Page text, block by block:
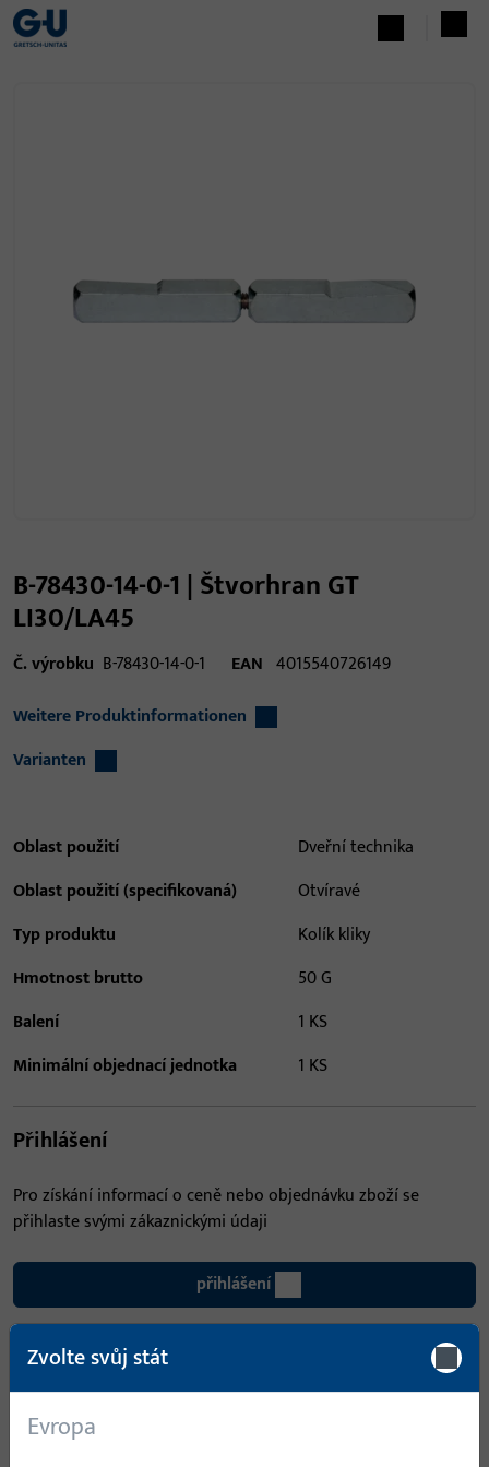
B-78430-14-0-1 | Štvorhran GT
LI30/LA45
Č. výrobku B-78430-14-0-1 EAN 4015540726149
Weitere Produktinformationen
Varianten
Oblast použití
Dveřní technika
Oblast použití (specifikovaná)
Otvíravé
Typ produktu
Kolík kliky
Hmotnost brutto
50 G
Balení
1 KS
Minimální objednací jednotka
1 KS
Přihlášení
Pro získání informací o ceně nebo objednávku zboží se
přihlaste svými zákaznickými údaji
přihlášení
Zvolte svůj stát
Evropa